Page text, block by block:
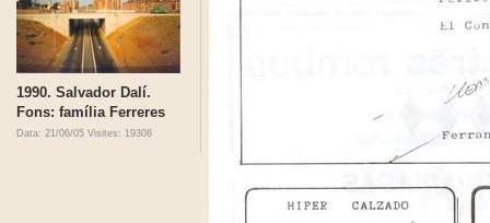
1990. Salvador Dalí.
Fons: família Ferreres
Data: 21/06/05 Visites: 19308